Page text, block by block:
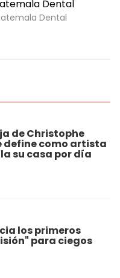
de Christophe
define como artista
su casa por día
los primeros
para ciegos